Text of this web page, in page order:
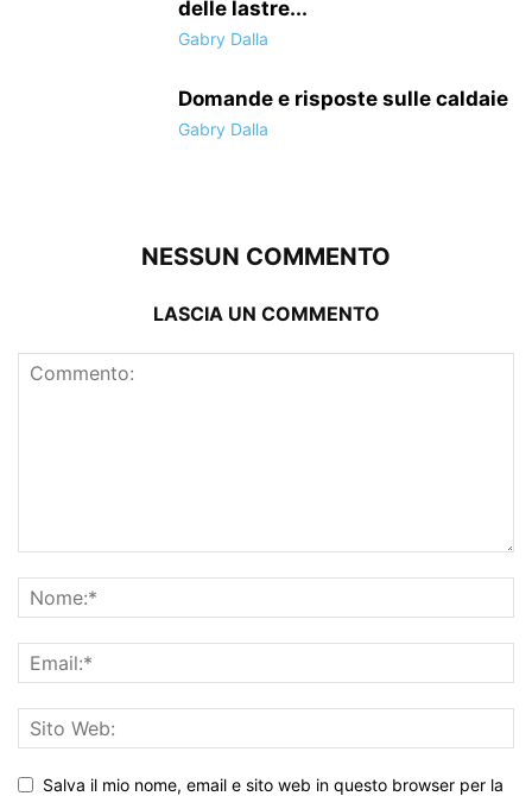
delle lastre...
Gabry Dalla
Domande e risposte sulle caldaie
Gabry Dalla
NESSUN COMMENTO
LASCIA UN COMMENTO
Salva il mio nome, email e sito web in questo browser per la